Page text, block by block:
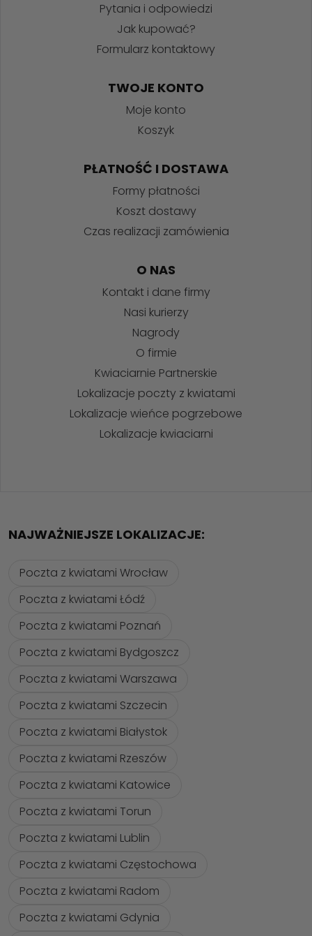
Pytania i odpowiedzi
Jak kupować?
Formularz kontaktowy
TWOJE KONTO
Moje konto
Koszyk
PŁATNOŚĆ I DOSTAWA
Formy płatności
Koszt dostawy
Czas realizacji zamówienia
O NAS
Kontakt i dane firmy
Nasi kurierzy
Nagrody
O firmie
Kwiaciarnie Partnerskie
Lokalizacje poczty z kwiatami
Lokalizacje wieńce pogrzebowe
Lokalizacje kwiaciarni
NAJWAŻNIEJSZE LOKALIZACJE:
Poczta z kwiatami Wrocław
Poczta z kwiatami Łódź
Poczta z kwiatami Poznań
Poczta z kwiatami Bydgoszcz
Poczta z kwiatami Warszawa
Poczta z kwiatami Szczecin
Poczta z kwiatami Białystok
Poczta z kwiatami Rzeszów
Poczta z kwiatami Katowice
Poczta z kwiatami Torun
Poczta z kwiatami Lublin
Poczta z kwiatami Częstochowa
Poczta z kwiatami Radom
Poczta z kwiatami Gdynia